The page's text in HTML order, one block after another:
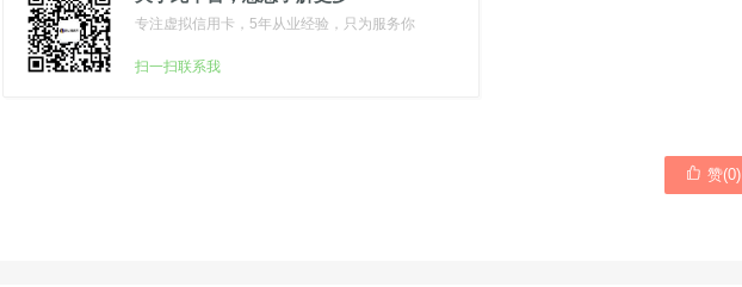
专注虚拟信用卡，5年从业经验，只为服务你
扫一扫联系我
 赞(0)